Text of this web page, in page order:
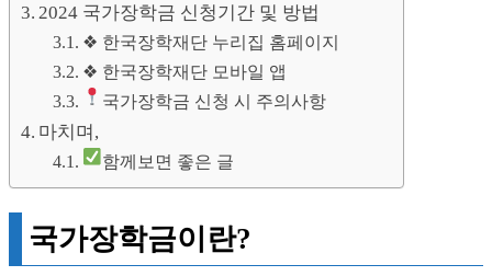
2024 국가장학금 신청기간 및 방법
❖ 한국장학재단 누리집 홈페이지
❖ 한국장학재단 모바일 앱
국가장학금 신청 시 주의사항
마치며,
함께보면 좋은 글
국가장학금이란?